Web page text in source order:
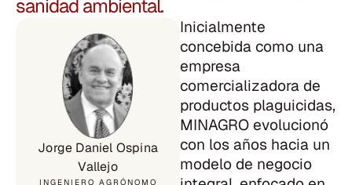
sanidad ambiental.
Jorge Daniel Ospina
Vallejo
INGENIERO AGRÓNOMO
Inicialmente
concebida como una
empresa
comercializadora de
productos plaguicidas,
MINAGRO evolucionó
con los años hacia un
modelo de negocio